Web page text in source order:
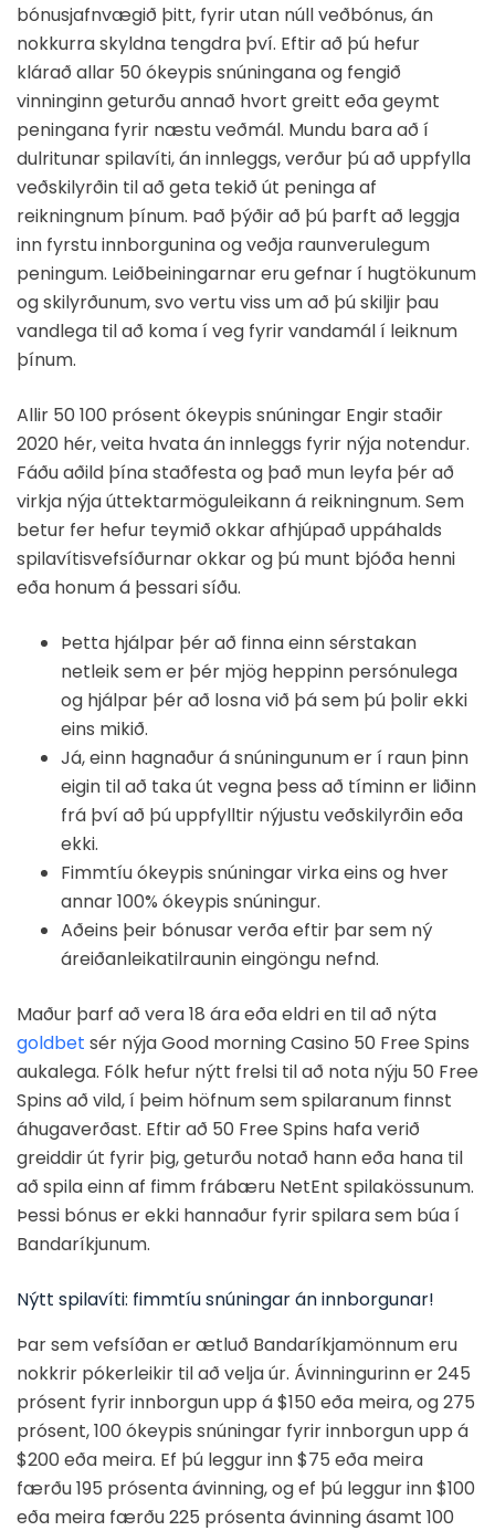
bónusjafnvægið þitt, fyrir utan núll veðbónus, án
nokkurra skyldna tengdra því. Eftir að þú hefur
klárað allar 50 ókeypis snúningana og fengið
vinninginn geturðu annað hvort greitt eða geymt
peningana fyrir næstu veðmál. Mundu bara að í
dulritunar spilavíti, án innleggs, verður þú að uppfylla
veðskilyrðin til að geta tekið út peninga af
reikningnum þínum. Það þýðir að þú þarft að leggja
inn fyrstu innborgunina og veðja raunverulegum
peningum. Leiðbeiningarnar eru gefnar í hugtökunum
og skilyrðunum, svo vertu viss um að þú skiljir þau
vandlega til að koma í veg fyrir vandamál í leiknum
þínum.
Allir 50 100 prósent ókeypis snúningar Engir staðir
2020 hér, veita hvata án innleggs fyrir nýja notendur.
Fáðu aðild þína staðfesta og það mun leyfa þér að
virkja nýja úttektarmöguleikann á reikningnum. Sem
betur fer hefur teymið okkar afhjúpað uppáhalds
spilavítisvefsíðurnar okkar og þú munt bjóða henni
eða honum á þessari síðu.
Þetta hjálpar þér að finna einn sérstakan
netleik sem er þér mjög heppinn persónulega
og hjálpar þér að losna við þá sem þú þolir ekki
eins mikið.
Já, einn hagnaður á snúningunum er í raun þinn
eigin til að taka út vegna þess að tíminn er liðinn
frá því að þú uppfylltir nýjustu veðskilyrðin eða
ekki.
Fimmtíu ókeypis snúningar virka eins og hver
annar 100% ókeypis snúningur.
Aðeins þeir bónusar verða eftir þar sem ný
áreiðanleikatilraunin eingöngu nefnd.
Maður þarf að vera 18 ára eða eldri en til að nýta
goldbet sér nýja Good morning Casino 50 Free Spins
aukalega. Fólk hefur nýtt frelsi til að nota nýju 50 Free
Spins að vild, í þeim höfnum sem spilaranum finnst
áhugaverðast. Eftir að 50 Free Spins hafa verið
greiddir út fyrir þig, geturðu notað hann eða hana til
að spila einn af fimm frábæru NetEnt spilakössunum.
Þessi bónus er ekki hannaður fyrir spilara sem búa í
Bandaríkjunum.
Nýtt spilavíti: fimmtíu snúningar án innborgunar!
Þar sem vefsíðan er ætluð Bandaríkjamönnum eru
nokkrir pókerleikir til að velja úr. Ávinningurinn er 245
prósent fyrir innborgun upp á $150 eða meira, og 275
prósent, 100 ókeypis snúningar fyrir innborgun upp á
$200 eða meira. Ef þú leggur inn $75 eða meira
færðu 195 prósenta ávinning, og ef þú leggur inn $100
eða meira færðu 225 prósenta ávinning ásamt 100